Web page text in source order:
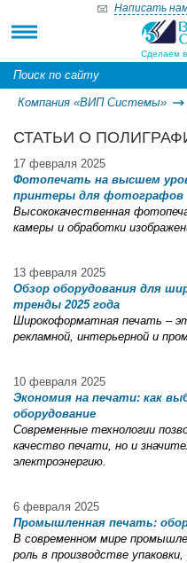
Сделаем
Написать
Компания «ВИП Системы»
СТАТЬИ О
17 февраля 2025
Фотопечать на высшем
принтеры для фотографов
Высококачественная
камеры и обработки
13 февраля 2025
Обзор оборудования для
тренды 2025 года
Широкоформатная печать –
рекламной, интерьерной и
10 февраля 2025
Экономия на печати: как
оборудование
Современные технологии
качество печати, но и
электроэнергию.
6 февраля 2025
Промышленная печать:
В современном мире
роль в производстве